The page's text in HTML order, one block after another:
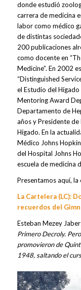
donde estudió
carrera de medicina
labor como médico
de distintas
200 publicaciones
como docente en
Medicine”. En 2002
“Distinguished
el Estudio del Hígado
Mentoring Award
Departamento de
años y Presidente
Hígado. En la
Médico Johns
del Hospital Johns
escuela de medicina
Presentamos aquí, la
La Cartelera (LC):
recuerdos del
Esteban Mezey
Primero Decroly.
promovieron de
1948, saltando el